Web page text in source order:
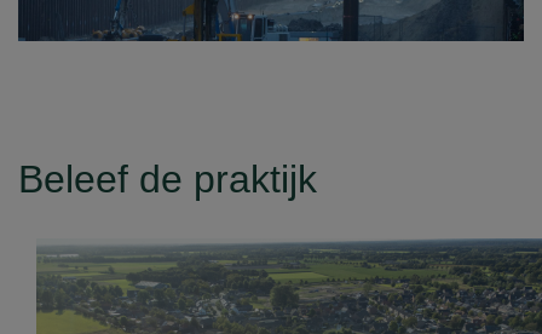
Solide omgevingsmanagement draagt bij
betekent dit een beter projectresultaat
Beleef de praktijk